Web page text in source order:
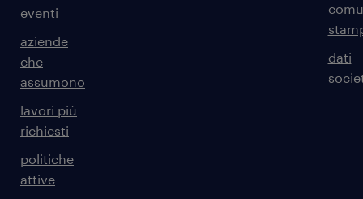
eventi
aziende
che
assumono
lavori più
richiesti
politiche
attive
dati